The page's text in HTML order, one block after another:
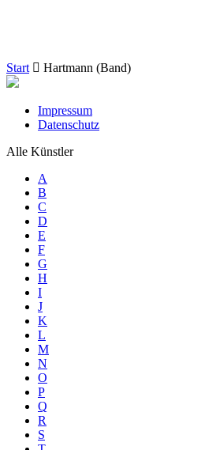
Start Hartmann (Band)
Impressum
Datenschutz
Alle Künstler
A
B
C
D
E
F
G
H
I
J
K
L
M
N
O
P
Q
R
S